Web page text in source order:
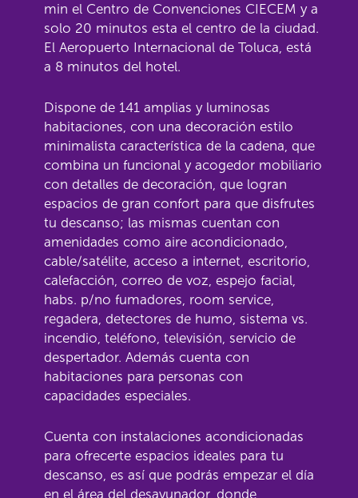
min el Centro de Convenciones CIECEM y a
solo 20 minutos esta el centro de la ciudad.
El Aeropuerto Internacional de Toluca, está
a 8 minutos del hotel.
Dispone de 141 amplias y luminosas
habitaciones, con una decoración estilo
minimalista característica de la cadena, que
combina un funcional y acogedor mobiliario
con detalles de decoración, que logran
espacios de gran confort para que disfrutes
tu descanso; las mismas cuentan con
amenidades como aire acondicionado,
cable/satélite, acceso a internet, escritorio,
calefacción, correo de voz, espejo facial,
habs. p/no fumadores, room service,
regadera, detectores de humo, sistema vs.
incendio, teléfono, televisión, servicio de
despertador. Además cuenta con
habitaciones para personas con
capacidades especiales.
Cuenta con instalaciones acondicionadas
para ofrecerte espacios ideales para tu
descanso, es así que podrás empezar el día
en el área del desayunador, donde